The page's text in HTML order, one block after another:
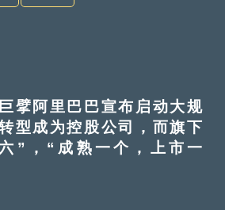
阿里巴巴宣布启动大规
型成为控股公司，而旗下
”，“成熟一个，上市一